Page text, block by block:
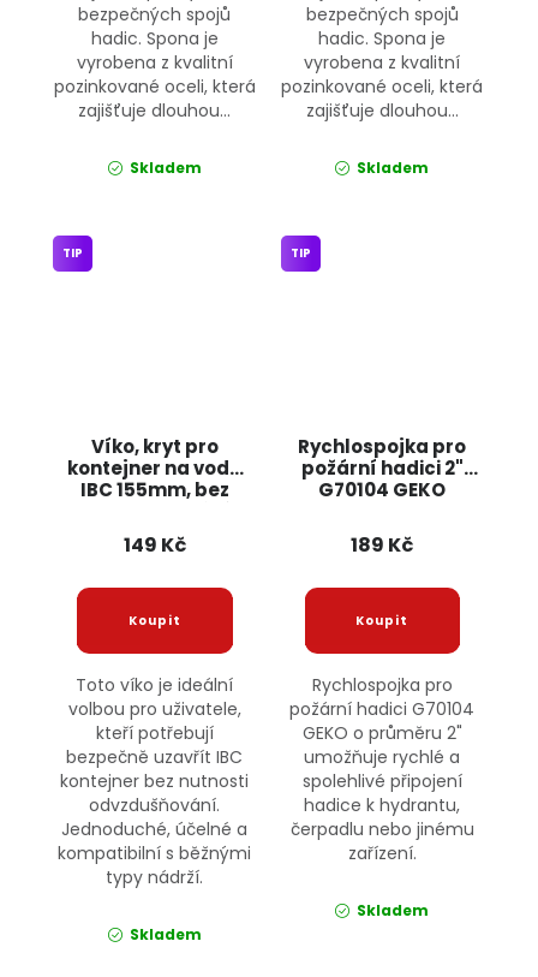
bezpečných spojů
hadic. Spona je
vyrobena z kvalitní
pozinkované oceli, která
zajišťuje dlouhou...
Skladem
bezpečných spojů
hadic. Spona je
vyrobena z kvalitní
pozinkované oceli, která
zajišťuje dlouhou...
Skladem
Víko, kryt pro
kontejner na vodu
IBC 155mm, bez
TIP
149 Kč
Toto víko je ideální
volbou pro uživatele,
kteří potřebují
bezpečně uzavřít IBC
kontejner bez nutnosti
odvzdušňování.
Jednoduché, účelné a
kompatibilní s běžnými
typy nádrží.
Skladem
Rychlospojka pro
požární hadici 2"
G70104 GEKO
TIP
189 Kč
Rychlospojka pro
požární hadici G70104
GEKO o průměru 2"
umožňuje rychlé a
spolehlivé připojení
hadice k hydrantu,
čerpadlu nebo jinému
zařízení.
Skladem